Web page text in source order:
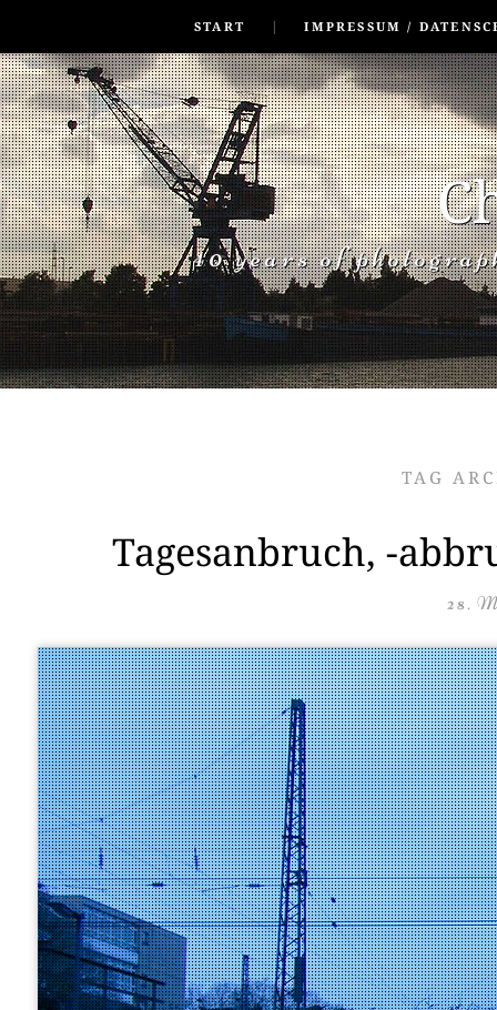
START
IMPRESSUM /
40 years of
TAG
Tagesanbruch, -
28.